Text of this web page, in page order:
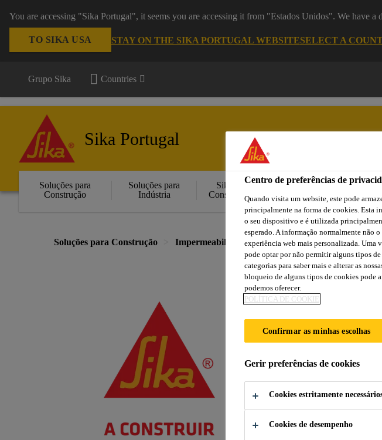
You are accessing "Sika Portugal", it seems you are accessing it from "Estados Unidos". We have a
TO SIKA USA STAY ON THE SIKA PORTUGAL WEBSITESELECT A
Grupo Sika Countries
Sika Portugal
Soluções para
Construção
Soluções para
Indústria
Sika
Consigo
Cidade
Sika
Lojas /
Aplicadores Sika
Soluções para Construção Impermeabilização de Estruturas e Infraestruturas
Membrana de
liquida por
Sikalastic®-851 é
componente, de
Processos de
Centro de preferências de
Quando visita um website, este pode
principalmente na forma de cookies. Esta
o seu dispositivo e é utilizada
esperado. A informação normalmente não
experiência web mais personalizada. Uma
pode optar por não permitir alguns tipos
categorias para saber mais e alterar as
bloqueio de alguns tipos de cookies pode
podemos oferecer.
POLÍTICA DE COOKIE
Confirmar as minhas escolhas
Gerir preferências de cookies
Cookies estritamente
Cookies de desempenho